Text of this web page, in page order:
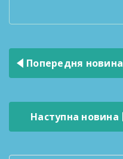
Навігація
записів
Попередня новина
Наступна новина